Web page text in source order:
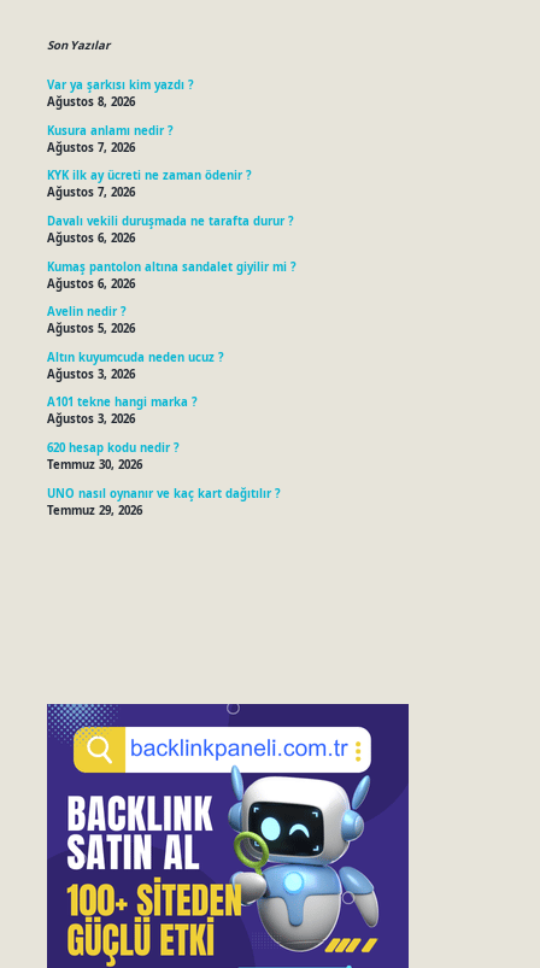
Son Yazılar
Var ya şarkısı kim yazdı ?
Ağustos 8, 2026
Kusura anlamı nedir ?
Ağustos 7, 2026
KYK ilk ay ücreti ne zaman ödenir ?
Ağustos 7, 2026
Davalı vekili duruşmada ne tarafta durur ?
Ağustos 6, 2026
Kumaş pantolon altına sandalet giyilir mi ?
Ağustos 6, 2026
Avelin nedir ?
Ağustos 5, 2026
Altın kuyumcuda neden ucuz ?
Ağustos 3, 2026
A101 tekne hangi marka ?
Ağustos 3, 2026
620 hesap kodu nedir ?
Temmuz 30, 2026
UNO nasıl oynanır ve kaç kart dağıtılır ?
Temmuz 29, 2026